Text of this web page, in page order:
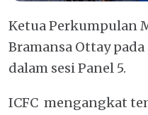
Ketua Perkumpulan
Bramansa Ottay
dalam sesi Panel 5.
ICFC mengangkat